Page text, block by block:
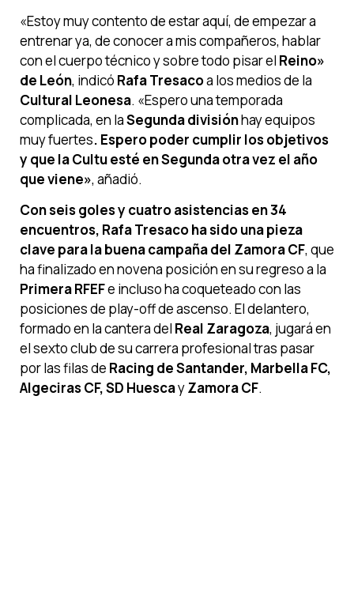
«Estoy muy contento de estar aquí, de empezar a
entrenar ya, de conocer a mis compañeros, hablar
con el cuerpo técnico y sobre todo pisar el Reino»
de León, indicó Rafa Tresacoa los medios de la
Cultural Leonesa. «Espero una temporada
complicada, en laSegunda divisiónhay equipos
muy fuertes. Espero poder cumplir los objetivos
y que la Cultu esté en Segunda otra vez el año
que viene», añadió.
Con seis goles y cuatro asistencias en 34
encuentros, Rafa Tresaco ha sido una pieza
clave para la buena campaña del Zamora CF, que
ha finalizado en novena posición en su regreso a la
Primera RFEFe incluso ha coqueteado con las
posiciones de play-off de ascenso. El delantero,
formado en la cantera del Real Zaragoza, jugará en
el sexto club de su carrera profesional tras pasar
por las filas de Racing de Santander, Marbella FC,
Algeciras CF, SD HuescayZamora CF.